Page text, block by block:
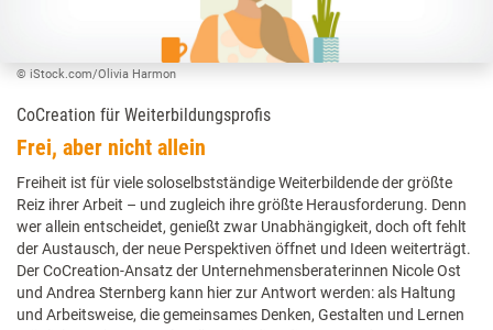
© iStock.com/Olivia Harmon
CoCreation für Weiterbildungsprofis
Frei, aber nicht allein
Freiheit ist für viele soloselbstständige Weiterbildende der größte
Reiz ihrer Arbeit – und zugleich ihre größte Herausforderung. Denn
wer allein entscheidet, genießt zwar Unabhängigkeit, doch oft fehlt
der Austausch, der neue Perspektiven öffnet und Ideen weiterträgt.
Der CoCreation-Ansatz der Unternehmensberaterinnen Nicole Ost
und Andrea Sternberg kann hier zur Antwort werden: als Haltung
und Arbeitsweise, die gemeinsames Denken, Gestalten und Lernen